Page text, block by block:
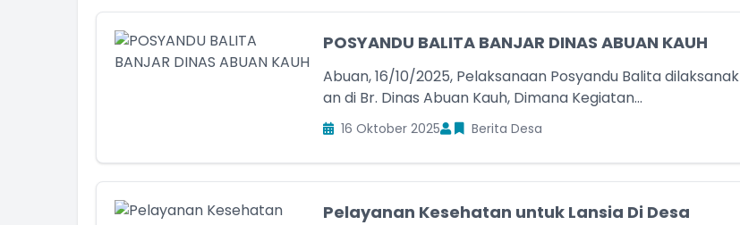
POSYANDU BALITA BANJAR DINAS ABUAN KAUH
Abuan, 16/10/2025, Pelaksanaan Posyandu Balita dilaksanak
an di Br. Dinas Abuan Kauh, Dimana Kegiatan...
16 Oktober 2025 Berita Desa
Pelayanan Kesehatan untuk Lansia Di Desa